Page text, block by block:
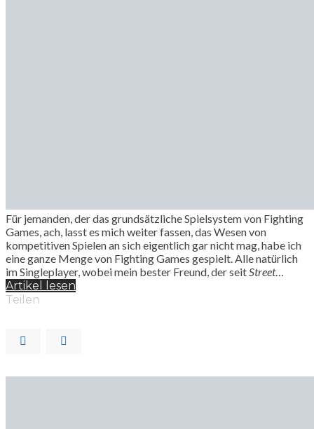
Für jemanden, der das grundsätzliche Spielsystem von Fighting
Games, ach, lasst es mich weiter fassen, das Wesen von
kompetitiven Spielen an sich eigentlich gar nicht mag, habe ich
eine ganze Menge von Fighting Games gespielt. Alle natürlich
im Singleplayer, wobei mein bester Freund, der seitStreet…
Artikel lesen
Teilen